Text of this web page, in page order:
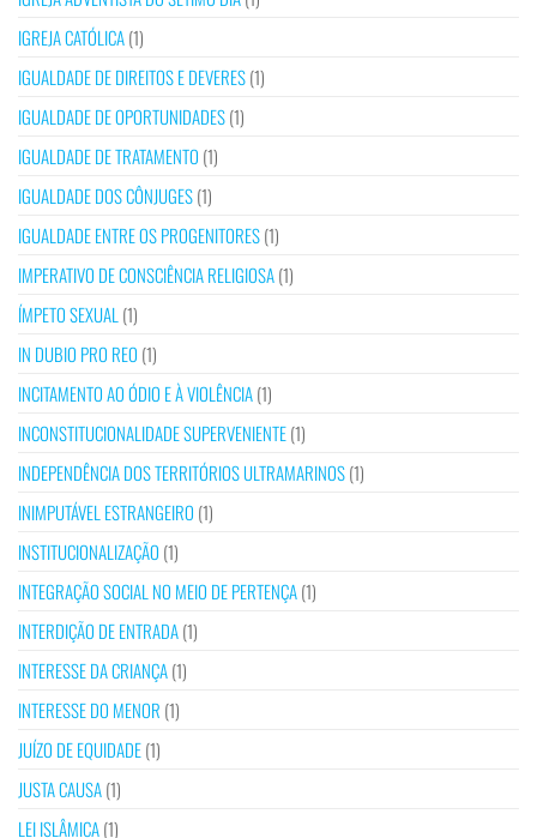
IGREJA CATÓLICA(1)
IGUALDADE DE DIREITOS E DEVERES(1)
IGUALDADE DE OPORTUNIDADES(1)
IGUALDADE DE TRATAMENTO (1)
IGUALDADE DOS CÔNJUGES(1)
IGUALDADE ENTRE OS PROGENITORES(1)
IMPERATIVO DE CONSCIÊNCIA RELIGIOSA(1)
ÍMPETO SEXUAL (1)
IN DUBIO PRO REO (1)
INCITAMENTO AO ÓDIO E À VIOLÊNCIA(1)
INCONSTITUCIONALIDADE SUPERVENIENTE(1)
INDEPENDÊNCIA DOS TERRITÓRIOS ULTRAMARINOS(1)
INIMPUTÁVEL ESTRANGEIRO (1)
INSTITUCIONALIZAÇÃO (1)
INTEGRAÇÃO SOCIAL NO MEIO DE PERTENÇA(1)
INTERDIÇÃO DE ENTRADA(1)
INTERESSE DA CRIANÇA(1)
INTERESSE DO MENOR (1)
JUÍZO DE EQUIDADE(1)
JUSTA CAUSA(1)
LEI ISLÂMICA(1)